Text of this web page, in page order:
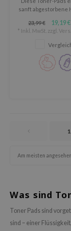
Mate
sanft abgestorbene
Haut.
23,99 € 19,19 €
* Inkl. MwSt. zzgl.
1
Am meisten angesehen
Was sind
Toner Pads sind
sind – einer